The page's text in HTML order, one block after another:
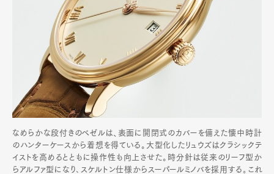
なめらかな段付きのベゼルは、表面に開閉式のカバーを備えた懐中時計
のハンターケースから着想を得ている。大型化したリュウズはクラシックテ
イストを高めるとともに操作性も向上させた。時分針は従来のリーフ型か
らアルファ型になり､スケルトン仕様からスーパールミノバを採用する｡これ